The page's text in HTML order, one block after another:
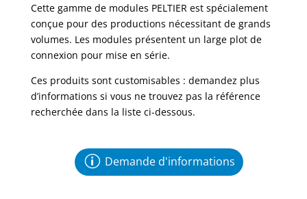
Cette gamme de modules PELTIER est spécialement
conçue pour des productions nécessitant de grands
volumes. Les modules présentent un large plot de
connexion pour mise en série.
Ces produits sont customisables : demandez plus
d’informations si vous ne trouvez pas la référence
recherchée dans la liste ci-dessous.
Demande d'informations